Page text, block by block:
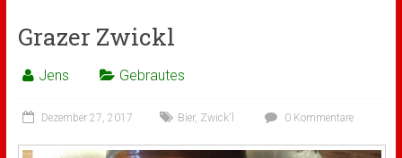
Grazer Zwickl
Jens Gebrautes
Dezember 27, 2017 Bier, Zwick'l 0 Kommentare